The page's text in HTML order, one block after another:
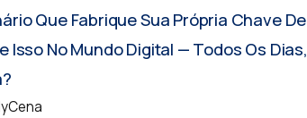
Que Fabrique Sua Própria Chave De
Isso No Mundo Digital — Todos Os Dias,